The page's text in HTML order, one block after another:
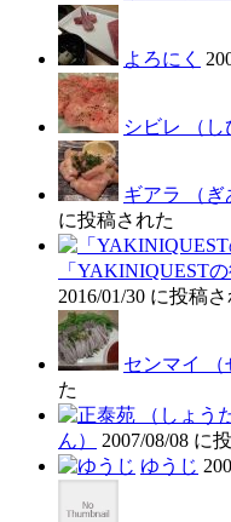
よろにく
シビレ （し
ギアラ （ぎ
に投稿された
「YAKINIQUEST
2016/01/30 に投稿
センマイ （
た
ん）
2007/08/08 に
ゆうじ